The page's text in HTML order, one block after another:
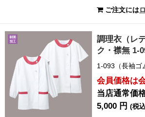
ご注文には
調理衣（レ
ク・襟無 1-
1-093（長袖ゴ
会員価格は
当店通常価
5,000 円(税